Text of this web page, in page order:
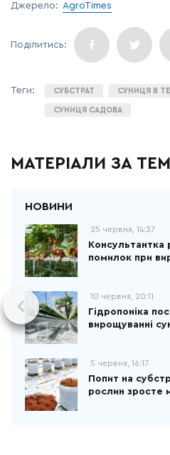
Джерело: AgroTimes
СУБСТРАТ СУНИЦЯ В
СУНИЦЯ САДОВА
МАТЕРІАЛИ ЗА
25 червня, 14:37
Консультантка
помилок при
10 червня, 20:11
Гідропоніка
вирощуванні
5 червня, 16:17
Попит на
рослин зросте